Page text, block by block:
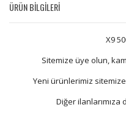
ÜRÜN BİLGİLERİ
X9
Sitemize üye olun,
Yeni ürünlerimiz
Diğer ilanlarımıza